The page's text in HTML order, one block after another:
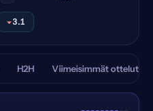
3.1
H2H Viimeisimmät ottelut